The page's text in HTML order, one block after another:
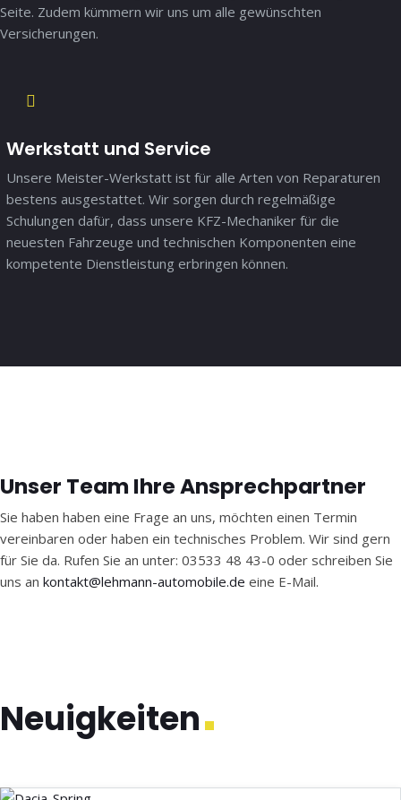
Seite. Zudem kümmern wir uns um alle gewünschten
Versicherungen.
Werkstatt und Service
Unsere Meister-Werkstatt ist für alle Arten von Reparaturen
bestens ausgestattet. Wir sorgen durch regelmäßige
Schulungen dafür, dass unsere KFZ-Mechaniker für die
neuesten Fahrzeuge und technischen Komponenten eine
kompetente Dienstleistung erbringen können.
Unser Team Ihre Ansprechpartner
Sie haben haben eine Frage an uns, möchten einen Termin
vereinbaren oder haben ein technisches Problem. Wir sind gern
für Sie da. Rufen Sie an unter: 03533 48 43-0 oder schreiben Sie
uns an kontakt@lehmann-automobile.de eine E-Mail.
Neuigkeiten